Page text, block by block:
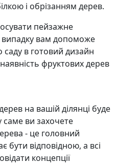
і обрізанням дерев.
пейзажне
випадку вам допоможе
в готовий дизайн
фруктових дерев
на вашій ділянці буде
саме ви захочете
- це головний
бути відповідною, а всі
концепції